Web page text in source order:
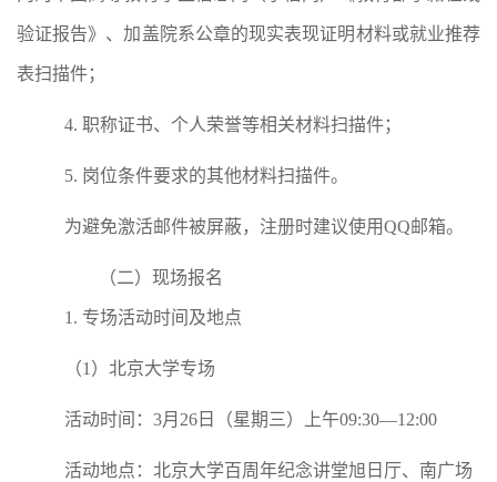
验证报告》、加盖院系公章的现实表现证明材料或就业推荐
表扫描件；
4. 职称证书、 个人荣誉等相关材料扫描件；
5. 岗位条件要求的其他材料扫描件。
为避免激活邮件被屏蔽，注册时建议使用QQ邮箱。
（二）现场报名
1. 专场活动时间及地点
（1 ） 北京大学专场
活动时间： 3月 26 日（星期三）上午09:30—12:00
活动地点：北京大学百周年纪念讲堂旭日厅、南广场